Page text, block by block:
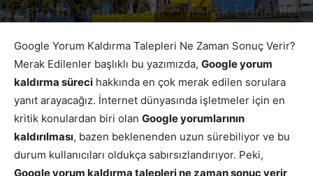
Zaman Sonuç Verir? Merak Edilenler
Google Yorum Kaldırma Talepleri Ne Zaman Sonuç Verir?
Merak Edilenler başlıklı bu yazımızda, Google yorum
kaldırma süreci hakkında en çok merak edilen sorulara
yanıt arayacağız. İnternet dünyasında işletmeler için en
kritik konulardan biri olan Google yorumlarının
kaldırılması, bazen beklenenden uzun sürebiliyor ve bu
durum kullanıcıları oldukça sabırsızlandırıyor. Peki,
Google yorum kaldırma talepleri ne zaman sonuç verir